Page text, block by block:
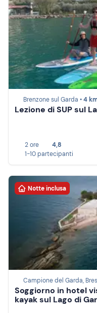
Brenzone sul Garda •4
Lezione di SUP sul
2 ore
4,8
1-10 partecipanti
Notte inclusa
Campione del Garda,
Soggiorno in hotel
kayak sul Lago di